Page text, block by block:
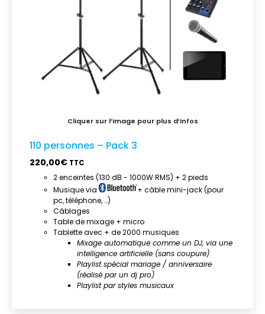
110 personnes – Pack 3
220,00€ TTC
2 enceintes (130 dB - 1000W RMS) + 2 pieds
Musique via
+ câble mini-jack (pour
pc, téléphone, …)
Câblages
Table de mixage + micro
Tablette avec + de 2000 musiques
Mixage automatique comme un DJ, via une
intelligence artificielle (sans coupure)
Playlist spécial mariage / anniversaire
(réalisé par un dj pro)
Playlist par styles musicaux